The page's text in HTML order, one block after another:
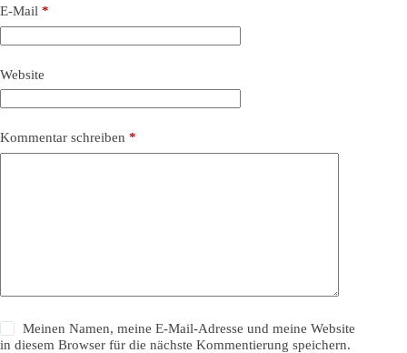
E-Mail *
Website
Kommentar schreiben *
Meinen Namen, meine E-Mail-Adresse und meine Website
in diesem Browser für die nächste Kommentierung speichern.